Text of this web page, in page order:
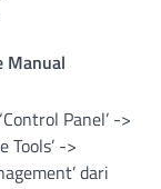
Manual
Panel’ ->
Tools’ ->
dari